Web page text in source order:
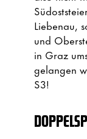
Liebenau,
und
in Graz
gelangen
S3!